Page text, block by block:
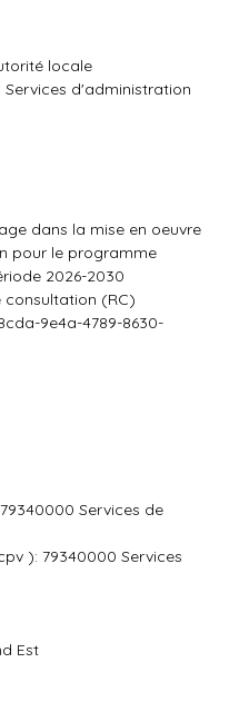
locale
d'administration
dans la mise en oeuvre
pour le programme
2026-2030
consultation (RC)
9e4a-4789-8630-
Services de
): 79340000 Services
Est